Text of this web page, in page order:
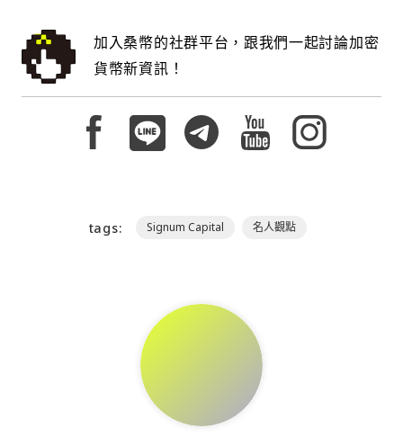
加入桑幣的社群平台，跟我們一起討論加密
貨幣新資訊！
tags: Signum Capital 名人觀點